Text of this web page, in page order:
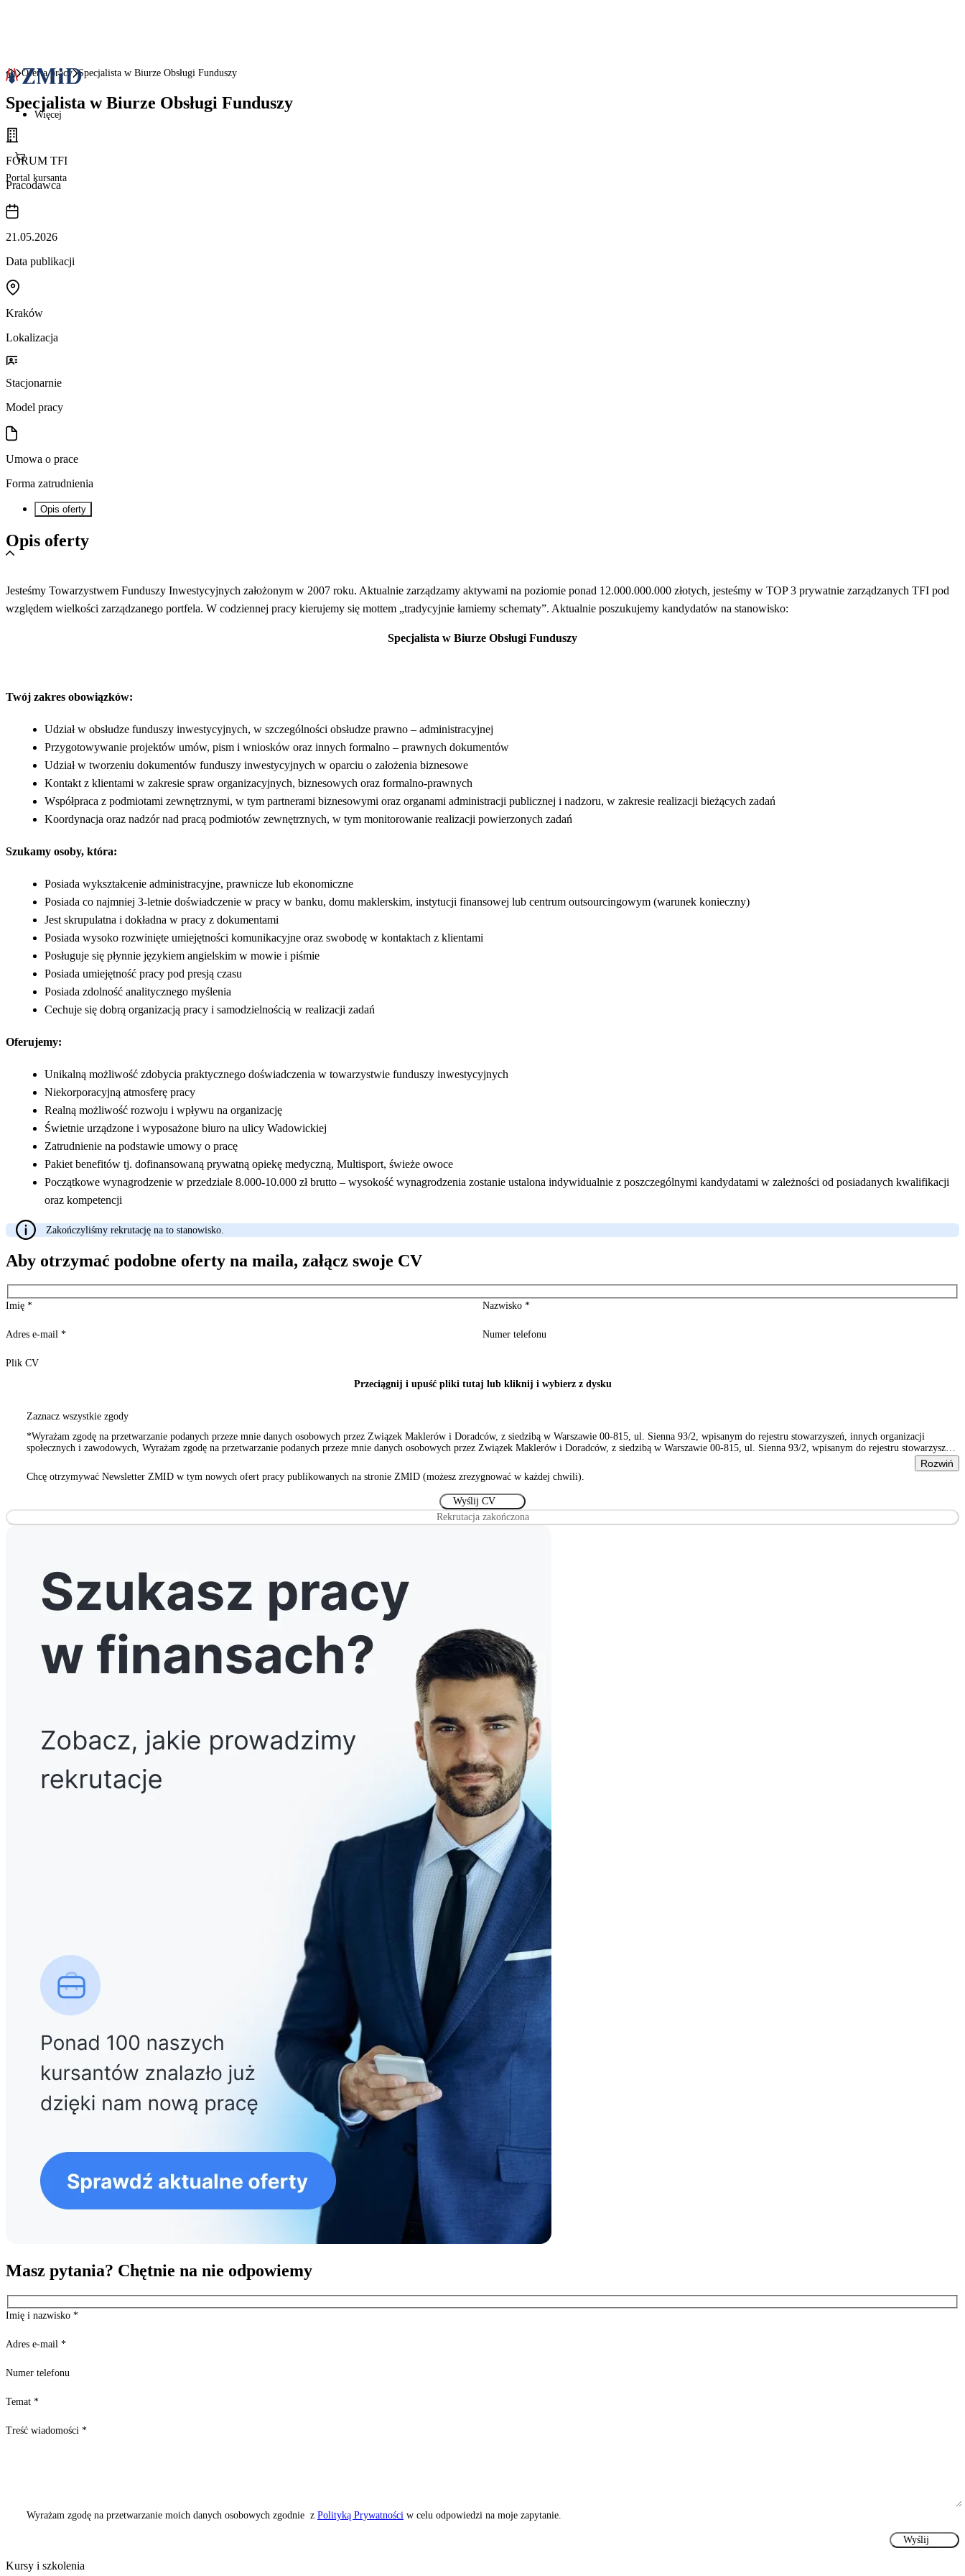
Więcej
Portal kursanta
Oferta pracy Specjalista w Biurze Obsługi Funduszy
Specjalista w Biurze Obsługi Funduszy
FORUM TFI
Pracodawca
21.05.2026
Data publikacji
Kraków
Lokalizacja
Stacjonarnie
Model pracy
Umowa o prace
Forma zatrudnienia
Opis oferty
Opis oferty
Jesteśmy Towarzystwem Funduszy Inwestycyjnych założonym w 2007 roku. Aktualnie zarządzamy aktywami na poziomie ponad 12.000.000.000 złotych, jesteśmy w TOP 3 prywatnie zarządzanych TFI pod
względem wielkości zarządzanego portfela. W codziennej pracy kierujemy się mottem „tradycyjnie łamiemy schematy”. Aktualnie poszukujemy kandydatów na stanowisko:
Specjalista w Biurze Obsługi Funduszy
Twój zakres obowiązków:
Udział w obsłudze funduszy inwestycyjnych, w szczególności obsłudze prawno – administracyjnej
Przygotowywanie projektów umów, pism i wniosków oraz innych formalno – prawnych dokumentów
Udział w tworzeniu dokumentów funduszy inwestycyjnych w oparciu o założenia biznesowe
Kontakt z klientami w zakresie spraw organizacyjnych, biznesowych oraz formalno-prawnych
Współpraca z podmiotami zewnętrznymi, w tym partnerami biznesowymi oraz organami administracji publicznej i nadzoru, w zakresie realizacji bieżących zadań
Koordynacja oraz nadzór nad pracą podmiotów zewnętrznych, w tym monitorowanie realizacji powierzonych zadań
Szukamy osoby, która:
Posiada wykształcenie administracyjne, prawnicze lub ekonomiczne
Posiada co najmniej 3-letnie doświadczenie w pracy w banku, domu maklerskim, instytucji finansowej lub centrum outsourcingowym (warunek konieczny)
Jest skrupulatna i dokładna w pracy z dokumentami
Posiada wysoko rozwinięte umiejętności komunikacyjne oraz swobodę w kontaktach z klientami
Posługuje się płynnie językiem angielskim w mowie i piśmie
Posiada umiejętność pracy pod presją czasu
Posiada zdolność analitycznego myślenia
Cechuje się dobrą organizacją pracy i samodzielnością w realizacji zadań
Oferujemy:
Unikalną możliwość zdobycia praktycznego doświadczenia w towarzystwie funduszy inwestycyjnych
Niekorporacyjną atmosferę pracy
Realną możliwość rozwoju i wpływu na organizację
Świetnie urządzone i wyposażone biuro na ulicy Wadowickiej
Zatrudnienie na podstawie umowy o pracę
Pakiet benefitów tj. dofinansowaną prywatną opiekę medyczną, Multisport, świeże owoce
Początkowe wynagrodzenie w przedziale 8.000-10.000 zł brutto – wysokość wynagrodzenia zostanie ustalona indywidualnie z poszczególnymi kandydatami w zależności od posiadanych kwalifikacji
oraz kompetencji
Zakończyliśmy rekrutację na to stanowisko.
Aby otrzymać podobne oferty na maila, załącz swoje CV
Imię * Nazwisko *
Adres e-mail * Numer telefonu
Plik CV
Przeciągnij i upuść pliki tutaj lub kliknij i wybierz z dysku
Zaznacz wszystkie zgody
*Wyrażam zgodę na przetwarzanie podanych przeze mnie danych osobowych przez Związek Maklerów i Doradców, z siedzibą w Warszawie 00-815, ul. Sienna 93/2, wpisanym do rejestru stowarzyszeń, innych organizacji
społecznych i zawodowych, Wyrażam zgodę na przetwarzanie podanych przeze mnie danych osobowych przez Związek Maklerów i Doradców, z siedzibą w Warszawie 00-815, ul. Sienna 93/2, wpisanym do rejestru stowarzyszeń,
Rozwiń
Chcę otrzymywać Newsletter ZMID w tym nowych ofert pracy publikowanych na stronie ZMID (możesz zrezygnować w każdej chwili).
Rekrutacja zakończona
Masz pytania? Chętnie na nie odpowiemy
Imię i nazwisko *
Adres e-mail *
Numer telefonu
Temat *
Treść wiadomości *
Wyrażam zgodę na przetwarzanie moich danych osobowych zgodnie z Polityką Prywatności w celu odpowiedzi na moje zapytanie.
Kursy i szkolenia